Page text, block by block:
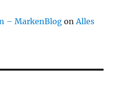
– MarkenBlog onAlles